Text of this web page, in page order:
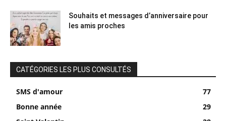
Souhaits et messages d’anniversaire pour
les amis proches
CATÉGORIES LES PLUS CONSULTÉS
SMS d'amour
77
Bonne année
29